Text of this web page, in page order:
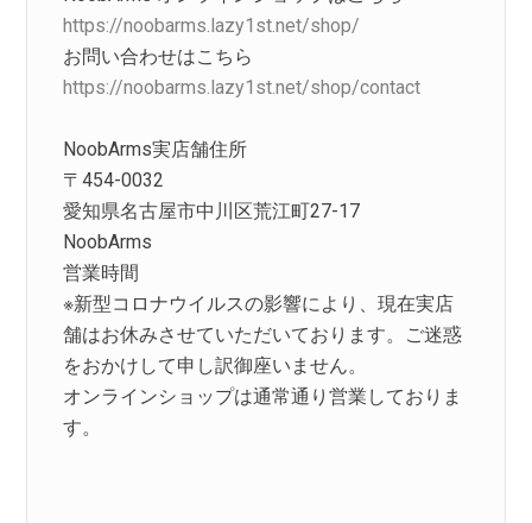
https://noobarms.lazy1st.net/shop/
お問い合わせはこちら
https://noobarms.lazy1st.net/shop/contact
NoobArms実店舗住所
〒454-0032
愛知県名古屋市中川区荒江町27-17
NoobArms
営業時間
※新型コロナウイルスの影響により、現在実店
舗はお休みさせていただいております。ご迷惑
をおかけして申し訳御座いません。
オンラインショップは通常通り営業しておりま
す。